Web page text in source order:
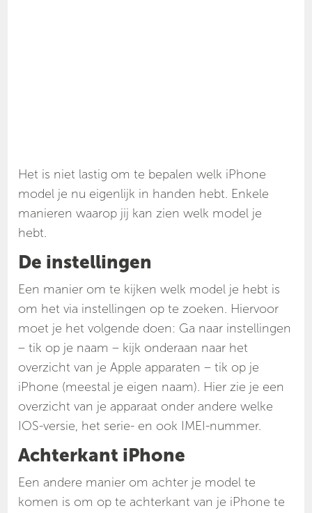
Het is niet lastig om te bepalen welk iPhone
model je nu eigenlijk in handen hebt. Enkele
manieren waarop jij kan zien welk model je
hebt.
De instellingen
Een manier om te kijken welk model je hebt is
om het via instellingen op te zoeken. Hiervoor
moet je het volgende doen: Ga naar instellingen
– tik op je naam – kijk onderaan naar het
overzicht van je Apple apparaten – tik op je
iPhone (meestal je eigen naam). Hier zie je een
overzicht van je apparaat onder andere welke
IOS-versie, het serie- en ook IMEI-nummer.
Achterkant iPhone
Een andere manier om achter je model te
komen is om op te achterkant van je iPhone te